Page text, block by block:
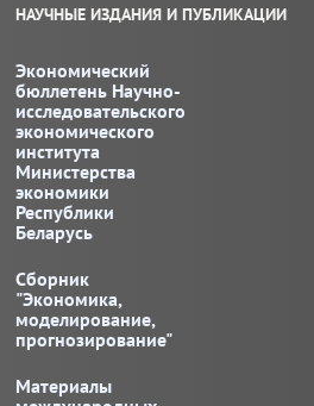
НАУЧНЫЕ ИЗДАНИЯ И ПУБЛИКАЦИИ
Экономический
бюллетень Научно-
исследовательского
экономического
института
Министерства
экономики
Республики
Беларусь
Сборник
"Экономика,
моделирование,
прогнозирование"
Материалы